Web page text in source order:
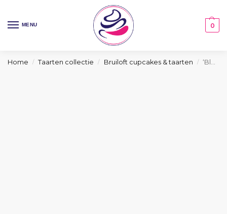
MENU 0
Home / Taarten collectie / Bruiloft cupcakes & taarten / ‘Blossom Elegance’ bruidstaart